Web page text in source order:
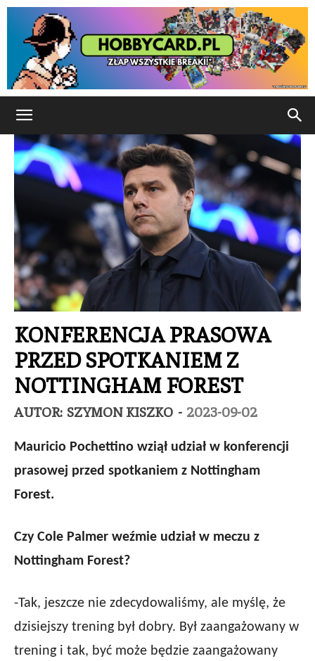
KONFERENCJA PRASOWA
PRZED SPOTKANIEM Z
NOTTINGHAM FOREST
AUTOR: SZYMON KISZKO - 2023-09-02
Mauricio Pochettino wziął udział w konferencji
prasowej przed spotkaniem z Nottingham
Forest.
Czy Cole Palmer weźmie udział w meczu z
Nottingham Forest?
-Tak, jeszcze nie zdecydowaliśmy, ale myślę, że
dzisiejszy trening był dobry. Był zaangażowany w
trening i tak, być może będzie zaangażowany